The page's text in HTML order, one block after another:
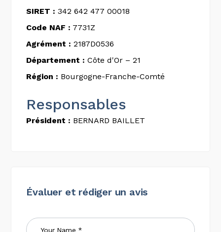
SIRET : 342 642 477 00018
Code NAF : 7731Z
Agrément : 2187D0536
Département : Côte d'Or – 21
Région : Bourgogne-Franche-Comté
Responsables
Président : BERNARD BAILLET
Évaluer et rédiger un avis